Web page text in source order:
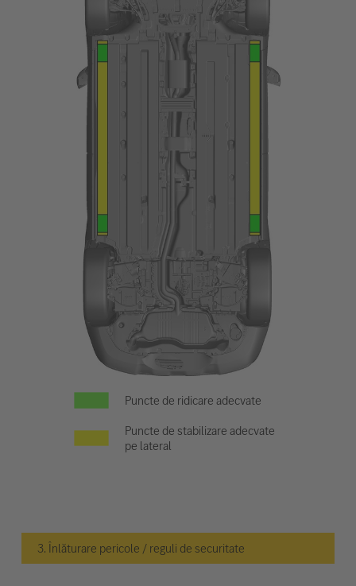
Puncte de ridicare adecvate
Puncte de stabilizare adecvate
pe lateral
3. Înlăturare pericole / reguli de securitate